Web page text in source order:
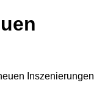
Inszenierungen